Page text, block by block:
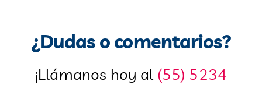
¿Dudas o comentarios?
¡Llámanos hoy al (55) 5234